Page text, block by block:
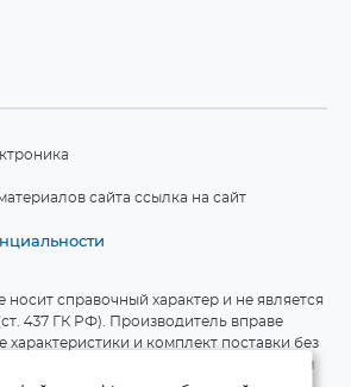
сайта ссылка на сайт
справочный характер и не является
437 ГК РФ). Производитель вправе
характеристики и комплект поставки без
данные приведены на официальном